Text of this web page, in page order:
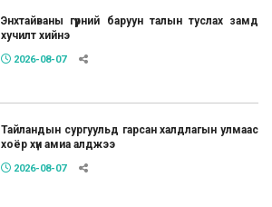
Энхтайваны гүүрний баруун талын туслах замд
хучилт хийнэ
2026-08-07
Тайландын сургуульд гарсан халдлагын улмаас
хоёр хүн амиа алджээ
2026-08-07